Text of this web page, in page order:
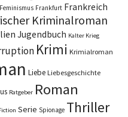
Feminismus Frankfurt Frankreich
Kriminalroman
Jugendbuch Kalter Krieg
Krimi Krimialroman
Liebe Liebesgeschichte
Ratgeber Roman
Serie Spionage Thriller